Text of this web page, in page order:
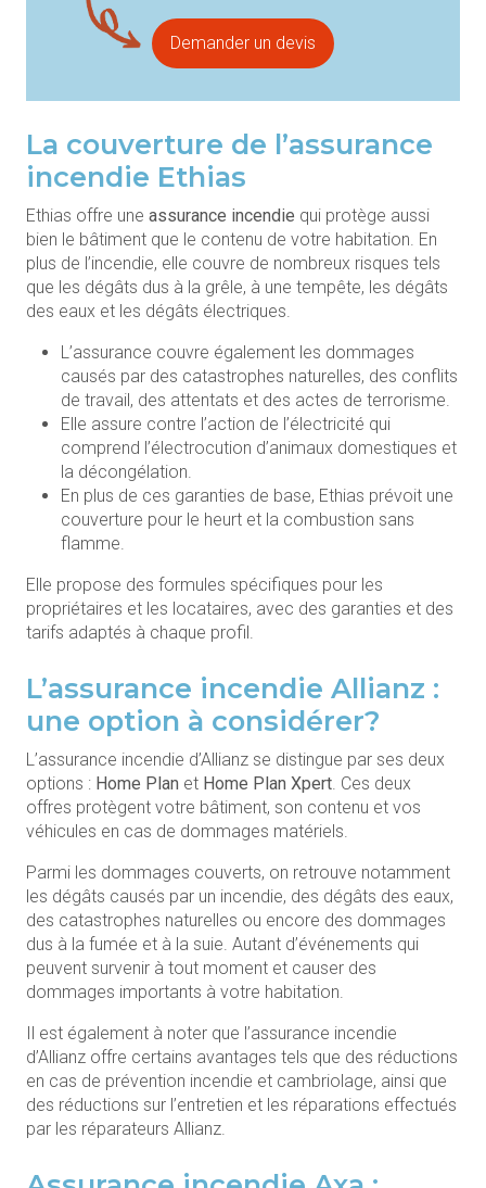
Demander un devis
La couverture de l’assurance
incendie Ethias
Ethias offre une assurance incendie qui protège aussi
bien le bâtiment que le contenu de votre habitation. En
plus de l’incendie, elle couvre de nombreux risques tels
que les dégâts dus à la grêle, à une tempête, les dégâts
des eaux et les dégâts électriques.
L’assurance couvre également les dommages
causés par des catastrophes naturelles, des conflits
de travail, des attentats et des actes de terrorisme.
Elle assure contre l’action de l’électricité qui
comprend l’électrocution d’animaux domestiques et
la décongélation.
En plus de ces garanties de base, Ethias prévoit une
couverture pour le heurt et la combustion sans
flamme.
Elle propose des formules spécifiques pour les
propriétaires et les locataires, avec des garanties et des
tarifs adaptés à chaque profil.
L’assurance incendie Allianz :
une option à considérer?
L’assurance incendie d’Allianz se distingue par ses deux
options : Home Plan et Home Plan Xpert. Ces deux
offres protègent votre bâtiment, son contenu et vos
véhicules en cas de dommages matériels.
Parmi les dommages couverts, on retrouve notamment
les dégâts causés par un incendie, des dégâts des eaux,
des catastrophes naturelles ou encore des dommages
dus à la fumée et à la suie. Autant d’événements qui
peuvent survenir à tout moment et causer des
dommages importants à votre habitation.
Il est également à noter que l’assurance incendie
d’Allianz offre certains avantages tels que des réductions
en cas de prévention incendie et cambriolage, ainsi que
des réductions sur l’entretien et les réparations effectués
par les réparateurs Allianz.